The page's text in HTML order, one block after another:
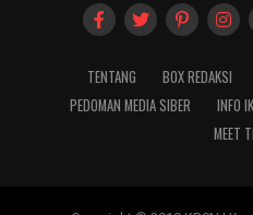
TENTANG BOX REDAKSI
PEDOMAN MEDIA SIBER
INFO
MEET